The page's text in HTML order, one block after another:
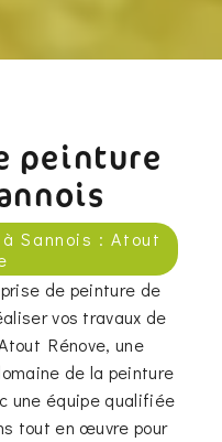
peinture
Sannois : Atout
de peinture de
vos travaux de
Rénove, une
de la peinture
une équipe qualifiée
tout en œuvre pour